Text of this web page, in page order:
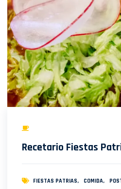
Recetario Fiestas
FIESTAS PATRIAS COMIDA